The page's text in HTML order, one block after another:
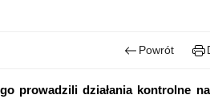
Powrót
prowadzili działania kontrolne na